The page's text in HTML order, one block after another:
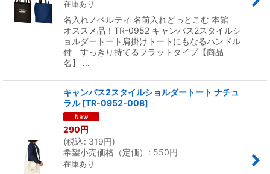
在庫あり
名入れノベルティ 名前入れどっとこむ 本館
オススメ品！TR-0952 キャンバス2スタイルシ
ョルダートート肩掛けトートにもなるハンドル
付 すっきり持てるフラットタイプ【商品
名】 …
キャンバス2スタイルショルダートート ナチュ
ラル [TR-0952-008]
290円
(税込: 319円)
希望小売価格（定価）
: 550円
在庫あり